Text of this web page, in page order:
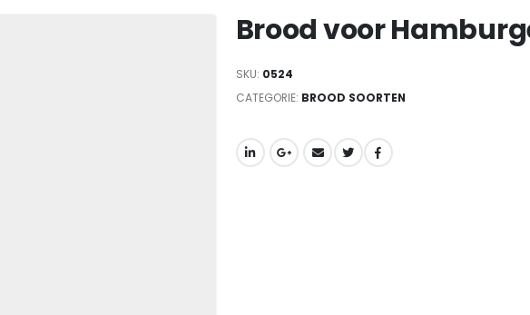
Brood voor
SKU: 0524
CATEGORIE: BROOD SOORTEN